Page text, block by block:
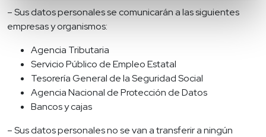
– Sus datos personales se comunicarán a las siguientes
empresas y organismos:
Agencia Tributaria
Servicio Público de Empleo Estatal
Tesorería General de la Seguridad Social
Agencia Nacional de Protección de Datos
Bancos y cajas
– Sus datos personales no se van a transferir a ningún